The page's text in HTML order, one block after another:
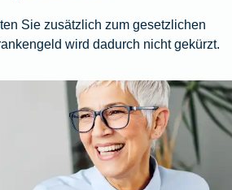
Sie zusätzlich zum gesetzlichen
wird dadurch nicht gekürzt.